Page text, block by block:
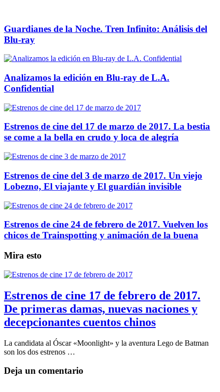
Guardianes de la Noche. Tren Infinito: Análisis del
Blu-ray
Analizamos la edición en Blu-ray de L.A.
Confidential
Estrenos de cine del 17 de marzo de 2017. La bestia
se come a la bella en crudo y loca de alegría
Estrenos de cine del 3 de marzo de 2017. Un viejo
Lobezno, El viajante y El guardián invisible
Estrenos de cine 24 de febrero de 2017. Vuelven los
chicos de Trainspotting y animación de la buena
Mira esto
Estrenos de cine 17 de febrero de 2017.
De primeras damas, nuevas naciones y
decepcionantes cuentos chinos
La candidata al Óscar «Moonlight» y la aventura Lego de Batman
son los dos estrenos …
Deja un comentario